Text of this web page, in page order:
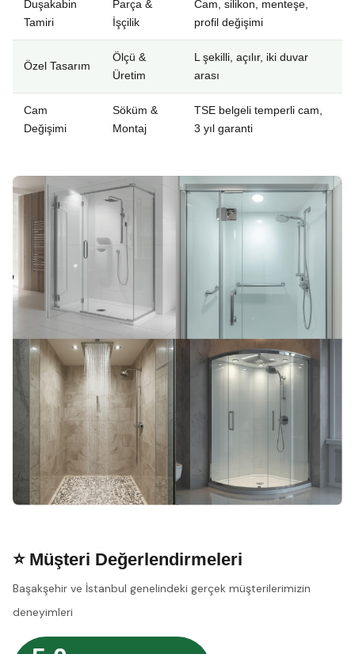
Duşakabin
Tamiri
Parça &
İşçilik
Cam, silikon, menteşe,
profil değişimi
Özel Tasarım
Ölçü &
Üretim
L şekilli, açılır, iki duvar
arası
Cam
Değişimi
Söküm &
Montaj
TSE belgeli temperli cam,
3 yıl garanti
⭐ Müşteri Değerlendirmeleri
Başakşehir ve İstanbul genelindeki gerçek müşterilerimizin
deneyimleri